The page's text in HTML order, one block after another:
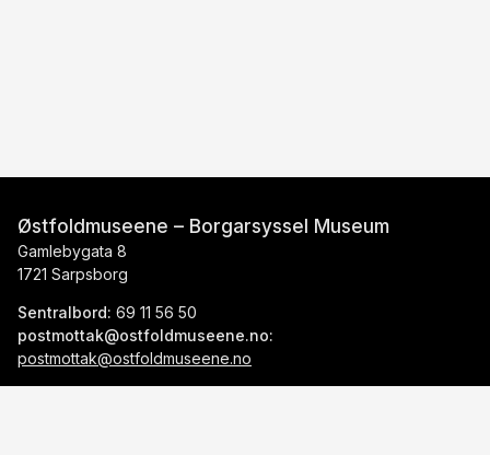
Østfoldmuseene – Borgarsyssel Museum
Gamlebygata 8
1721 Sarpsborg
Sentralbord: 69 11 56 50
postmottak@ostfoldmuseene.no:
postmottak@ostfoldmuseene.no